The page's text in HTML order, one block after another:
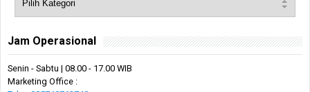
Jam Operasional
Senin - Sabtu | 08.00 - 17.00 WIB
Marketing Office :